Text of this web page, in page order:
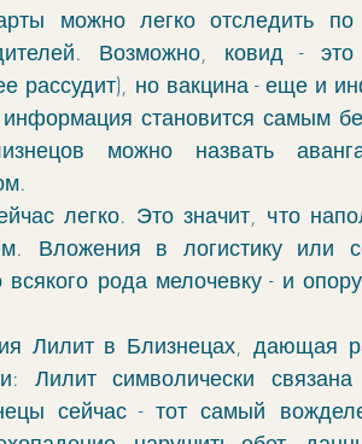
можно легко отследить по
Возможно, ковид - это
рассудит), но вакцина - еще и
становится самым
можно назвать
легко. Это значит, что
Вложения в логистику или
рода мелочевку - и
Лилит в Близнецах, дающая
Лилит символически
сейчас - тот самый